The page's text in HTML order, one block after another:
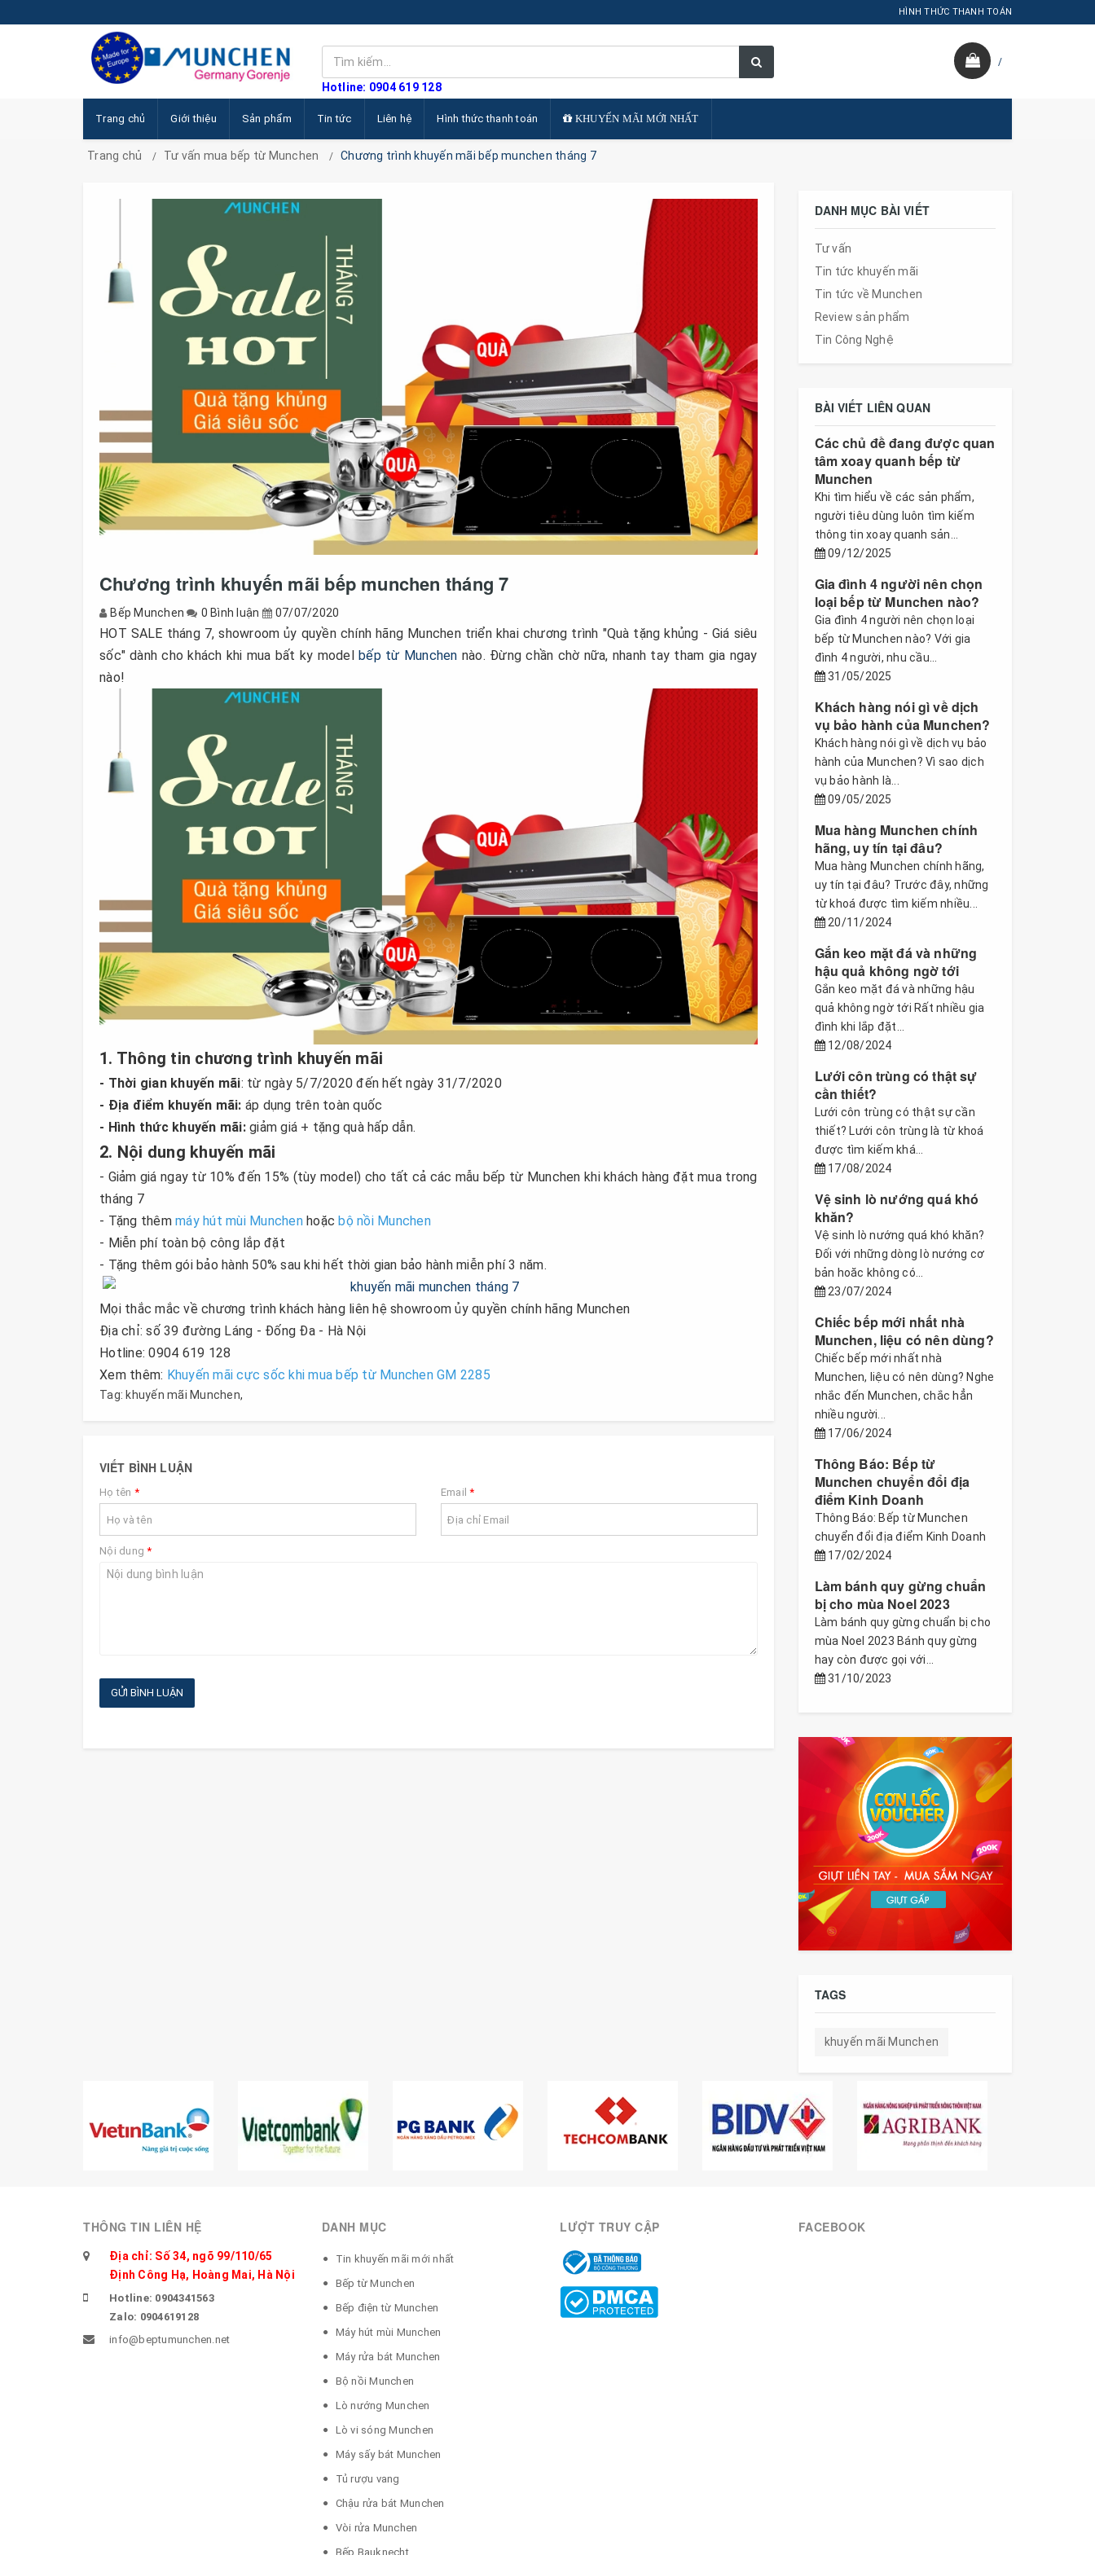
HÌNH THỨC THANH TOÁN
Hotline: 0904 619 128
/
Trang chủ Giới thiệu Sản phẩm Tin tức Liên hệ Hình thức thanh toán KHUYẾN MÃI MỚI NHẤT
Trang chủ Tư vấn mua bếp từ Munchen Chương trình khuyến mãi bếp munchen tháng 7
Chương trình khuyến mãi bếp munchen tháng 7
Bếp Munchen 0 Bình luận 07/07/2020
HOT SALE tháng 7, showroom ủy quyền chính hãng Munchen triển khai chương trình "Quà tặng khủng - Giá siêu
sốc" dành cho khách khi mua bất ky modelbếp từ Munchen nào. Đừng chần chờ nữa, nhanh tay tham gia ngay
nào!
1. Thông tin chương trình khuyến mãi
- Thời gian khuyến mãi: từ ngày 5/7/2020 đến hết ngày 31/7/2020
- Địa điểm khuyến mãi: áp dụng trên toàn quốc
- Hình thức khuyến mãi:giảm giá + tặng quà hấp dẫn.
2. Nội dung khuyến mãi
- Giảm giá ngay từ 10% đến 15% (tùy model) cho tất cả các mẫu bếp từ Munchen khi khách hàng đặt mua trong
tháng 7
- Tặng thêm máy hút mùi Munchenhoặc bộ nồi Munchen
- Miễn phí toàn bộ công lắp đặt
- Tặng thêm gói bảo hành 50% sau khi hết thời gian bảo hành miễn phí 3 năm.
Mọi thắc mắc về chương trình khách hàng liên hệ showroom ủy quyền chính hãng Munchen
Địa chỉ: số 39 đường Láng - Đống Đa - Hà Nội
Hotline: 0904 619 128
Xem thêm: Khuyến mãi cực sốc khi mua bếp từ Munchen GM 2285
Tag: khuyến mãi Munchen,
VIẾT BÌNH LUẬN
Họ tên * Email*
Nội dung*
GỬI BÌNH LUẬN
DANH MỤC BÀI VIẾT
Tư vấn
Tin tức khuyến mãi
Tin tức về Munchen
Review sản phẩm
Tin Công Nghệ
BÀI VIẾT LIÊN QUAN
Các chủ đề đang được quan
tâm xoay quanh bếp từ
Munchen
Khi tìm hiểu về các sản phẩm,
người tiêu dùng luôn tìm kiếm
thông tin xoay quanh sản...
09/12/2025
Gia đình 4 người nên chọn
loại bếp từ Munchen nào?
Gia đình 4 người nên chọn loại
bếp từ Munchen nào? Với gia
đình 4 người, nhu cầu...
31/05/2025
Khách hàng nói gì về dịch
vụ bảo hành của Munchen?
Khách hàng nói gì về dịch vụ bảo
hành của Munchen? Vì sao dịch
vụ bảo hành là...
09/05/2025
Mua hàng Munchen chính
hãng, uy tín tại đâu?
Mua hàng Munchen chính hãng,
uy tín tại đâu? Trước đây, những
từ khoá được tìm kiếm nhiều...
20/11/2024
Gắn keo mặt đá và những
hậu quả không ngờ tới
Gắn keo mặt đá và những hậu
quả không ngờ tới Rất nhiều gia
đình khi lắp đặt...
12/08/2024
Lưới côn trùng có thật sự
cần thiết?
Lưới côn trùng có thật sự cần
thiết? Lưới côn trùng là từ khoá
được tìm kiếm khá...
17/08/2024
Vệ sinh lò nướng quá khó
khăn?
Vệ sinh lò nướng quá khó khăn?
Đối với những dòng lò nướng cơ
bản hoăc không có...
23/07/2024
Chiếc bếp mới nhất nhà
Munchen, liệu có nên dùng?
Chiếc bếp mới nhất nhà
Munchen, liệu có nên dùng? Nghe
nhắc đến Munchen, chắc hẳn
nhiều người...
17/06/2024
Thông Báo: Bếp từ
Munchen chuyển đổi địa
điểm Kinh Doanh
Thông Báo: Bếp từ Munchen
chuyển đổi địa điểm Kinh Doanh
17/02/2024
Làm bánh quy gừng chuẩn
bị cho mùa Noel 2023
Làm bánh quy gừng chuẩn bị cho
mùa Noel 2023 Bánh quy gừng
hay còn được gọi với...
31/10/2023
TAGS
khuyến mãi Munchen
THÔNG TIN LIÊN HỆ
Địa chỉ: Số 34, ngõ 99/110/65
Định Công Hạ, Hoàng Mai, Hà Nội
Hotline: 0904341563
Zalo: 0904619128
info@beptumunchen.net
DANH MỤC
Tin khuyến mãi mới nhất
Bếp từ Munchen
Bếp điện từ Munchen
Máy hút mùi Munchen
Máy rửa bát Munchen
Bộ nồi Munchen
Lò nướng Munchen
Lò vi sóng Munchen
Máy sấy bát Munchen
Tủ rượu vang
Chậu rửa bát Munchen
Vòi rửa Munchen
Bếp Bauknecht
LƯỢT TRUY CẬP FACEBOOK